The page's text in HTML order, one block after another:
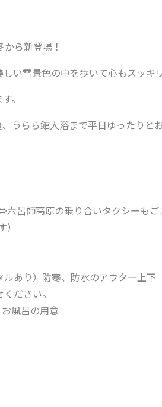
ら新登場！
い雪景色の中を歩いて心もスッキリ
。
うらら館入浴まで平日ゆったり
師高原の乗り合いタクシーもご
あり）防寒、防水のアウター上
ださい。
風呂の用意